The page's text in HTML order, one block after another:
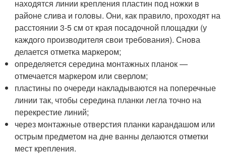
находятся линии крепления пластин под ножки в
районе слива и головы. Они, как правило, проходят на
расстоянии 3-5 см от края посадочной площадки (у
каждого производителя свои требования). Снова
делается отметка маркером;
определяется середина монтажных планок —
отмечается маркером или сверлом;
пластины по очереди накладываются на поперечные
линии так, чтобы середина планки легла точно на
перекрестие линий;
через монтажные отверстия планки карандашом или
острым предметом на дне ванны делаются отметки
мест крепления.